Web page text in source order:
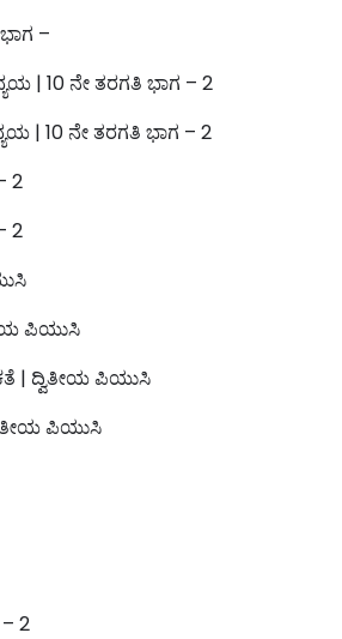
–
| 10 ನೇ ತರಗತಿ ಭಾಗ – 2
| 10 ನೇ ತರಗತಿ ಭಾಗ – 2
2
2
ಪಿಯುಸಿ
| ದ್ವಿತೀಯ ಪಿಯುಸಿ
ಪಿಯುಸಿ
2